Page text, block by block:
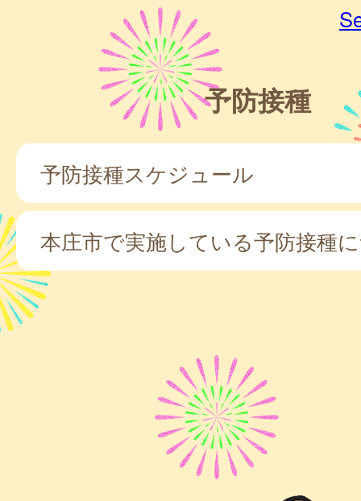
予防接種
予防接種スケジュール
本庄市で実施している予防接種